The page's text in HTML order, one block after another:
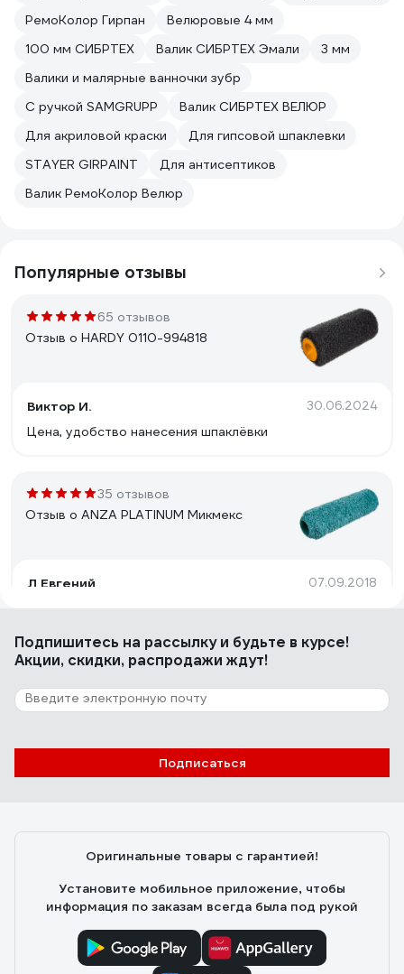
РемоКолор Гирпан
Велюровые 4 мм
100 мм СИБРТЕХ
Валик СИБРТЕХ Эмали
3 мм
Валики и малярные ванночки зубр
С ручкой SAMGRUPP
Валик СИБРТЕХ ВЕЛЮР
Для акриловой краски
Для гипсовой шпаклевки
STAYER GIRPAINT
Для антисептиков
Валик РемоКолор Велюр
Популярные отзывы
65 отзывов
Отзыв о HARDY 0110-994818
Виктор И. 30.06.2024
Цена, удобство нанесения шпаклёвки
35 отзывов
Отзыв о ANZA PLATINUM Микмекс
Л Евгений 07.09.2018
Качество!
90 отзывов
Отзыв о HARDY 0111-994825
сохраняет запястья от растяжения на больших
подготовить стену под покраску за 2 слоя (шитрока)
Подпишитесь на рассылкуи будьте в курсе!
Акции, скидки, распродажи ждут!
Подписаться
Оригинальные товары с гарантией!
Установите мобильное приложение, чтобы
информация по заказам всегда была под рукой